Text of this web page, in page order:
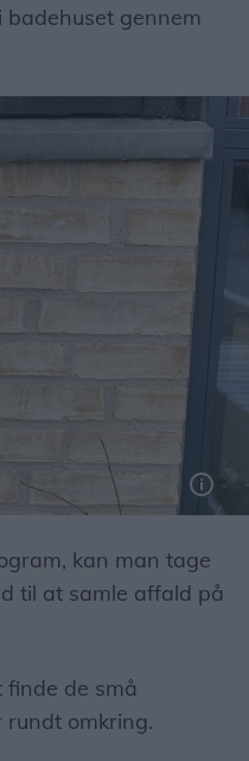
gennem
kan man tage
til at samle affald på
de små
rundt omkring.